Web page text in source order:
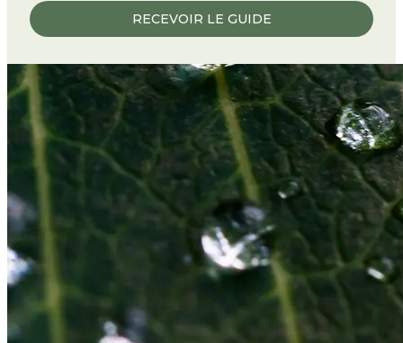
RECEVOIR LE GUIDE